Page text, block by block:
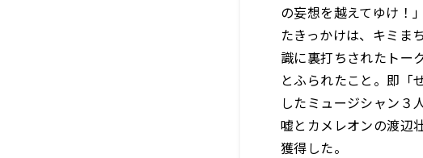
の妄想を越えてゆけ！
たきっかけは、キミま
識に裏打ちされたトー
とふられたこと。即「
したミュージシャン３
嘘とカメレオンの渡辺
獲得した。